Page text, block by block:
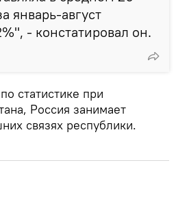
январь-август
- констатировал он.
статистике при
Россия занимает
связях республики.